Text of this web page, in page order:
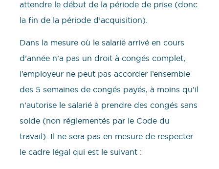
attendre le début de la période de prise (donc
la fin de la période d’acquisition).
Dans la mesure où le salarié arrivé en cours
d’année n’a pas un droit à congés complet,
l’employeur ne peut pas accorder l’ensemble
des 5 semaines de congés payés, à moins qu’il
n’autorise le salarié à prendre des congés sans
solde (non réglementés par le Code du
travail). Il ne sera pas en mesure de respecter
le cadre légal qui est le suivant :